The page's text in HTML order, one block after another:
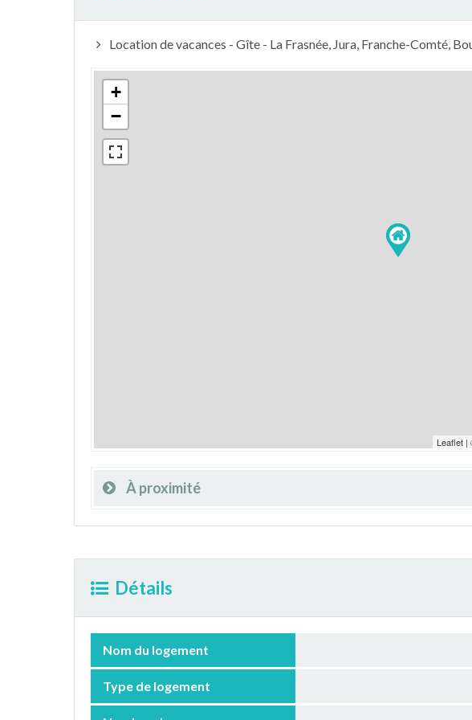
Location de vacances - Gîte - La Frasnée, Jura, Franche-Comté,
+
−
Leaflet |
À proximité
Détails
Nom du logement
Type de logement